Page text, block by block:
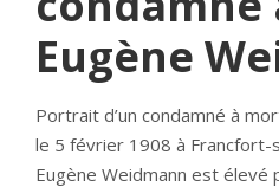
Eugène
Portrait d’un condamné à
le 5 février 1908 à Francfort-
Eugène Weidmann est